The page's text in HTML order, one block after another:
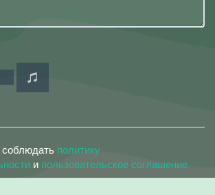
политику
и пользовательское соглашение